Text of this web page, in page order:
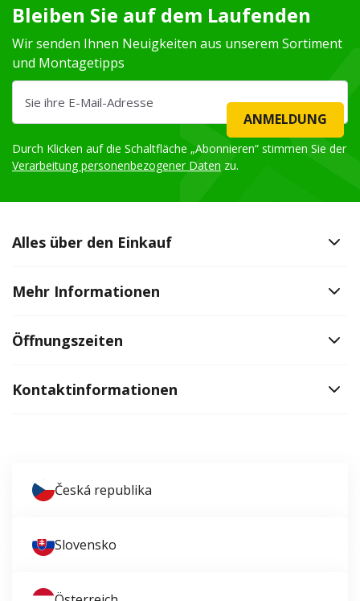
Bleiben Sie auf dem Laufenden
Wir senden Ihnen Neuigkeiten aus unserem Sortiment
und Montagetipps
ANMELDUNG
Durch Klicken auf die Schaltfläche „Abonnieren“ stimmen Sie der
Verarbeitung personenbezogener Daten zu.
Alles über den Einkauf
Mehr Informationen
Öffnungszeiten
Kontaktinformationen
Česká republika
Slovensko